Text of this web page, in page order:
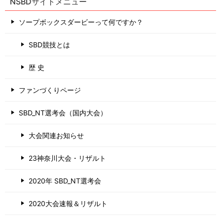
ソープボックスダービーって何ですか？
SBD競技とは
歴 史
ファンづくりページ
SBD_NT選考会（国内大会）
大会関連お知らせ
23神奈川大会・リザルト
2020年 SBD_NT選考会
2020大会速報＆リザルト